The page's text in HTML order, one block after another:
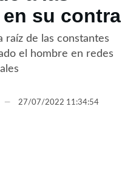
su contra
raíz de las constantes
el hombre en redes
27/07/2022 11:34:54